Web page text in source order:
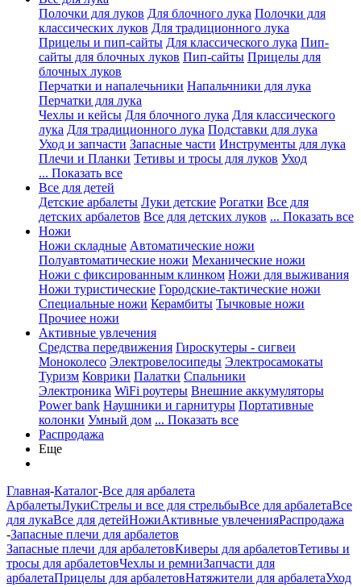
Полочки для луков Для блочного лука Полочки для
классических луков Для традиционного лука
Прицелы и пип-сайты Для классического лука Пип-
сайты для блочных луков Пип-сайты Прицелы для
блочных луков
Перчатки и напалечьники Напальчники для лука
Перчатки для лука
Чехлы и кейсы Для блочного лука Для классического
лука Для традиционного лука Подставки для лука
Уход и запчасти Запасные части Инструменты для лука
Плечи и Планки Тетивы и тросы для луков Уход
... Показать все
Все для детей
Детские арбалеты Луки детские Рогатки Все для
детских арбалетов Все для детских луков ... Показать все
Ножи
Ножи складные Автоматические ножи
Полуавтоматические ножи Механические ножи
Ножи с фиксированным клинком Ножи для выживания
Ножи туристические Городские-тактические ножи
Специальные ножи Керамбиты Тычковые ножи
Прочиее ножи
Активные увлечения
Средства передвижения Гироскутеры - сигвеи
Моноколесо Электровелосипеды Электросамокаты
Туризм Коврики Палатки Спальники
Электроника WiFi роутеры Внешние аккумуляторы
Power bank Наушники и гарнитуры Портативные
колонки Умный дом ... Показать все
Распродажа
Еще
Главная-Каталог-Все для арбалета
АрбалетыЛукиСтрелы и все для стрельбыВсе для арбалетаВсе
для лукаВсе для детейНожиАктивные увлеченияРаспродажа
-Запасные плечи для арбалетов
Запасные плечи для арбалетовКиверы для арбалетовТетивы и
тросы для арбалетовЧехлы и ремниЗапчасти для
арбалетаПрицелы для арбалетовНатяжители для арбалетаУход